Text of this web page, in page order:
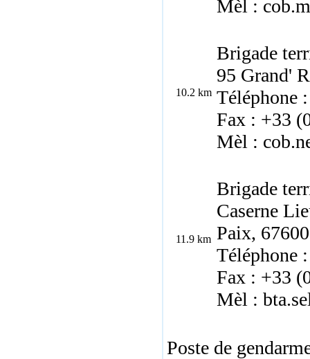
Mèl :
10.2 km
Brigade
95 Grand'
Téléphone
Fax : +33
Mèl :
11.9 km
Brigade
Caserne
Paix,
Téléphone
Fax : +33
Mèl :
Poste de